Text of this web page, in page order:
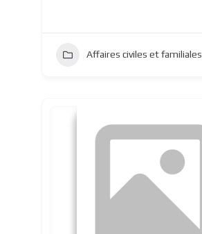
Affaires civiles et familiales